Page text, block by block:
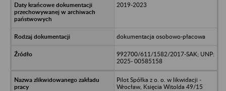
2019-2023
dokumentacja osobowo-płacowa
992700/611/1582/2017-SAK; UNP:
2025- 00585158
Pilot Spółka z o. o. w likwidacji -
Wrocław, Księcia Witolda 49/15